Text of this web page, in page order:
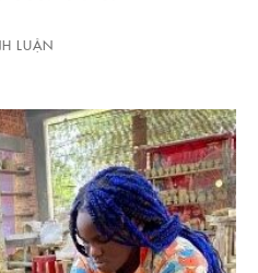
LUẬN